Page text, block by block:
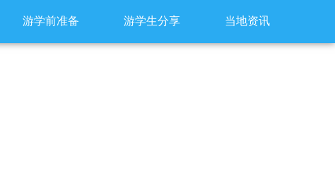
游学前准备 游学生分享 当地资讯